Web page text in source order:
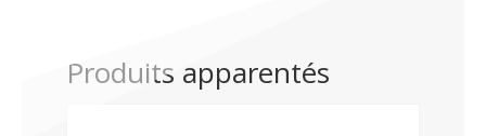
Produits apparentés